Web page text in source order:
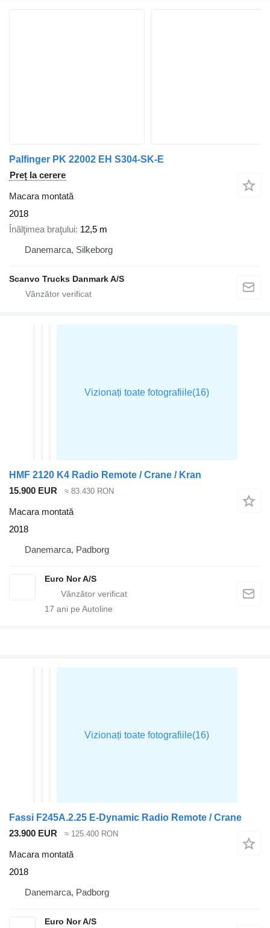
Palfinger PK 22002 EH S304-SK-E
Preț la cerere
Macara montată
2018
Înălţimea braţului 12,5 m
Danemarca, Silkeborg
Scanvo Trucks Danmark A/S
HMF 2120 K4 Radio Remote / Crane / Kran
15.900 EUR
≈ 83.430 RON
Macara montată
2018
Danemarca, Padborg
Euro Nor A/S
17 ani pe Autoline
Fassi F245A.2.25 E-Dynamic Radio Remote / Crane
23.900 EUR
≈ 125.400 RON
Macara montată
2018
Danemarca, Padborg
Euro Nor A/S